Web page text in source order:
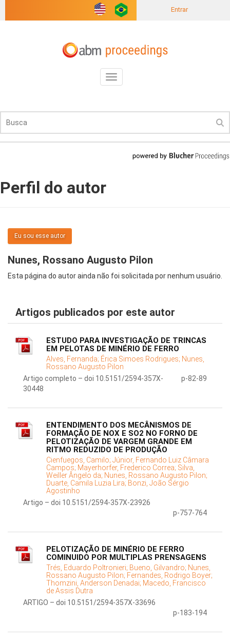
Entrar
Toggle
navigation
Perfil do autor
Eu sou esse autor
Nunes, Rossano Augusto Pilon
Esta página do autor ainda não foi solicitada por nenhum usuário.
Artigos publicados por este autor
ESTUDO PARA INVESTIGAÇÃO DE TRINCAS
EM PELOTAS DE MINÉRIO DE FERRO
Alves, Fernanda; Érica Simoes Rodrigues; Nunes,
Rossano Augusto Pilon
Artigo completo – doi 10.5151/2594-357X-
30448
p-82-89
ENTENDIMENTO DOS MECÂNISMOS DE
FORMAÇÃO DE NOX E SO2 NO FORNO DE
PELOTIZAÇÃO DE VARGEM GRANDE EM
RITMO REDUZIDO DE PRODUÇÃO
Cienfuegos, Camilo; Júnior, Fernando Luiz Câmara
Campos; Mayerhorfer, Frederico Correa; Silva,
Weiller Ângelo da; Nunes, Rossano Augusto Pilon;
Duarte, Camila Luzia Lira; Bonzi, João Sérgio
Agostinho
Artigo – doi 10.5151/2594-357X-23926
p-757-764
PELOTIZAÇÃO DE MINÉRIO DE FERRO
COMINUIDO POR MULTIPLAS PRENSAGENS
Trés, Eduardo Poltronieri; Bueno, Gilvandro; Nunes,
Rossano Augusto Pilon; Fernandes, Rodrigo Boyer;
Thomzini, Anderson Denadai; Macedo, Francisco
de Assis Dutra
ARTIGO – doi 10.5151/2594-357X-33696
p-183-194